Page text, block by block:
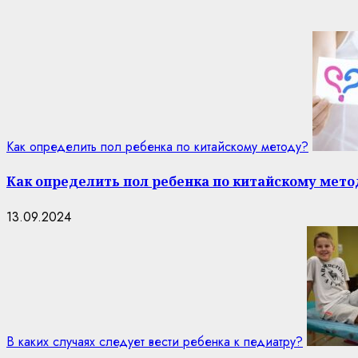
Как определить пол ребенка по китайскому методу?
Как определить пол ребенка по китайскому
13.09.2024
В каких случаях следует вести ребенка к педиатру?